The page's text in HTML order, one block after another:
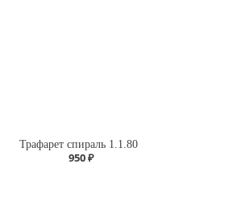
Трафарет спираль 1.1.80
950 ₽